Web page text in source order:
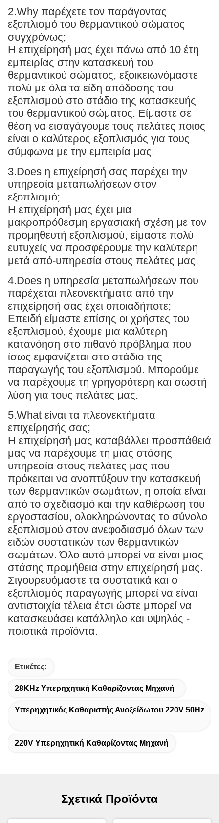
2.Why παρέχετε τον παράγοντας
εξοπλισμό του θερμαντικού σώματος
συγχρόνως;
Η επιχείρησή μας έχει πάνω από 10 έτη
εμπειρίας στην κατασκευή του
θερμαντικού σώματος, εξοικειωνόμαστε
πολύ με όλα τα είδη απόδοσης του
εξοπλισμού στο στάδιο της κατασκευής
του θερμαντικού σώματος. Είμαστε σε
θέση να εισαγάγουμε τους πελάτες ποιος
είναι ο καλύτερος εξοπλισμός για τους
σύμφωνα με την εμπειρία μας.
3.Does η επιχείρησή σας παρέχει την
υπηρεσία μεταπωλήσεων στον
εξοπλισμό;
Η επιχείρησή μας έχει μια
μακροπρόθεσμη εργασιακή σχέση με τον
προμηθευτή εξοπλισμού, είμαστε πολύ
ευτυχείς να προσφέρουμε την καλύτερη
μετά από-υπηρεσία στους πελάτες μας.
4.Does η υπηρεσία μεταπωλήσεων που
παρέχεται πλεονεκτήματα από την
επιχείρησή σας έχει οποιαδήποτε;
Επειδή είμαστε επίσης οι χρήστες του
εξοπλισμού, έχουμε μια καλύτερη
κατανόηση στο πιθανό πρόβλημα που
ίσως εμφανίζεται στο στάδιο της
παραγωγής του εξοπλισμού. Μπορούμε
να παρέχουμε τη γρηγορότερη και σωστή
λύση για τους πελάτες μας.
5.What είναι τα πλεονεκτήματα
επιχείρησής σας;
Η επιχείρησή μας καταβάλλει προσπάθειά
μας να παρέχουμε τη μιας στάσης
υπηρεσία στους πελάτες μας που
πρόκειται να αναπτύξουν την κατασκευή
των θερμαντικών σωμάτων, η οποία είναι
από το σχεδιασμό και την καθιέρωση του
εργοστασίου, ολοκληρώνοντας το σύνολο
εξοπλισμού στον ανεφοδιασμό όλων των
ειδών συστατικών των θερμαντικών
σωμάτων. Όλο αυτό μπορεί να είναι μιας
στάσης προμήθεια στην επιχείρησή μας.
Σιγουρευόμαστε τα συστατικά και ο
εξοπλισμός παραγωγής μπορεί να είναι
αντιστοιχία τέλεια έτσι ώστε μπορεί να
κατασκευάσει κατάλληλο και υψηλός -
ποιοτικά προϊόντα.
Ετικέτες:
28KHz Υπερηχητική Καθαρίζοντας Μηχανή
Υπερηχητικός Καθαριστής Ανοξείδωτου 220V 50Hz
220V Υπερηχητική Καθαρίζοντας Μηχανή
Σχετικά Προϊόντα